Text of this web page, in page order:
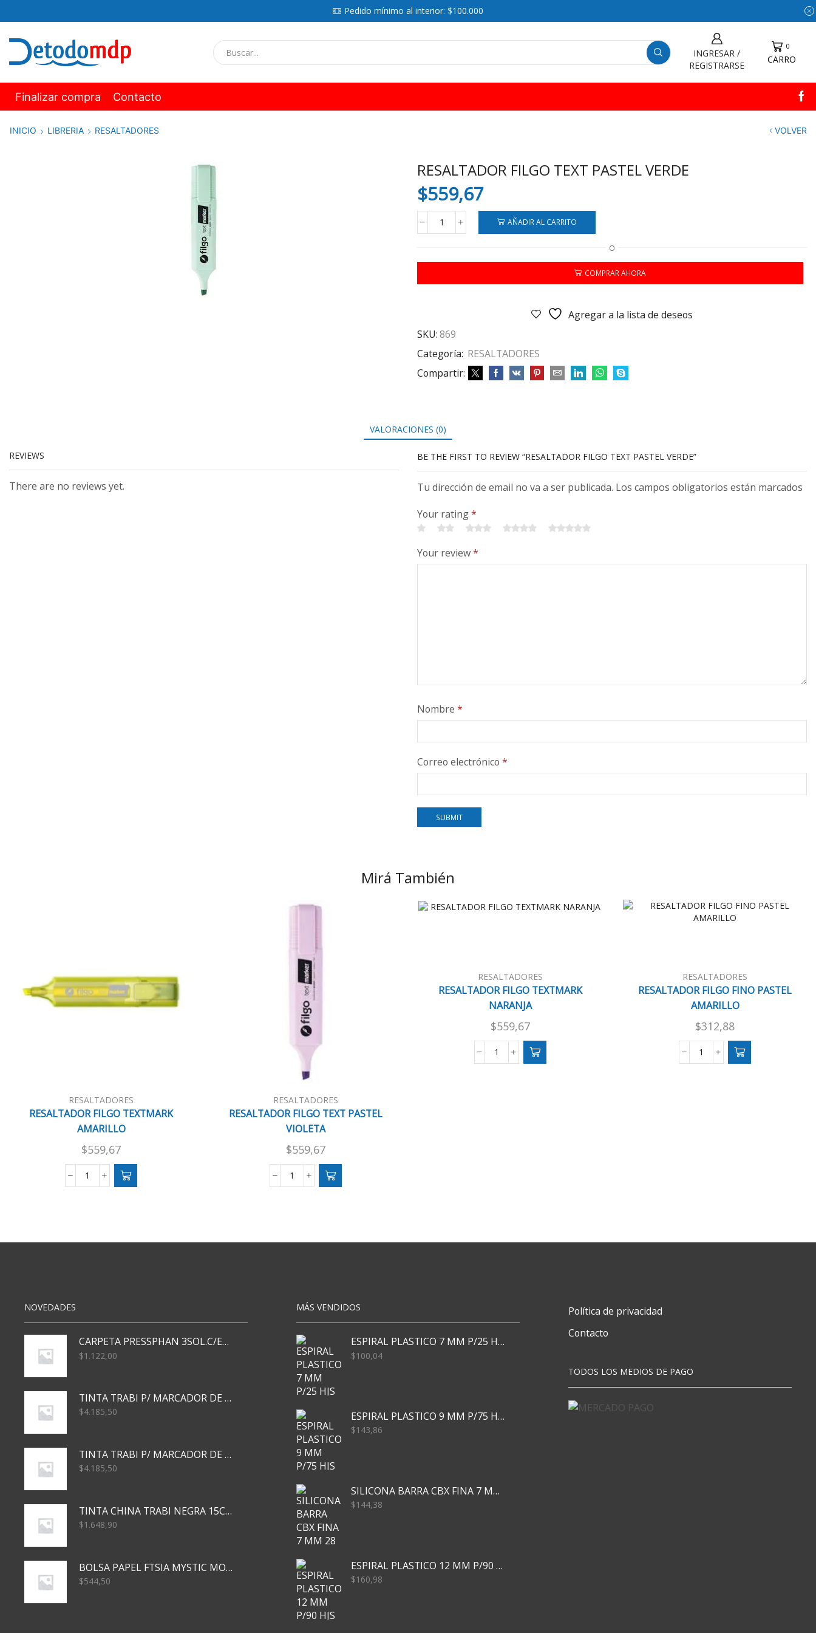
Pedido mínimo al interior: $100.000
INGRESAR /
REGISTRARSE
0
CARRO
Finalizar compra Contacto
INICIO LIBRERIA RESALTADORES VOLVER
RESALTADOR FILGO TEXT PASTEL VERDE
$559,67
RESALTADOR
PASTEL
cantidad
AÑADIR AL CARRITO
O
COMPRAR AHORA
Agregar a la lista de deseos
SKU:869
Categoría: RESALTADORES
Compartir:
VALORACIONES (0)
REVIEWS
There are no reviews yet.
BE THE FIRST TO REVIEW “RESALTADOR FILGO TEXT PASTEL VERDE”
Tu dirección de email no va a ser publicada. Los campos obligatorios están marcados
Your rating*
Your review*
Nombre *
Correo electrónico *
Mirá También
RESALTADORES
RESALTADOR FILGO TEXTMARK
AMARILLO
$559,67
RESALTADOR
RESALTADORES
RESALTADOR FILGO TEXT PASTEL
VIOLETA
$559,67
RESALTADOR
cantidad
RESALTADORES
RESALTADOR FILGO TEXTMARK
NARANJA
$559,67
RESALTADOR
RESALTADORES
RESALTADOR FILGO FINO PASTEL
AMARILLO
$312,88
RESALTADOR
NOVEDADES
CARPETA PRESSPHAN 3SOL.C/ELAST MARRON A4 P01A
$1.122,00
TINTA TRABI P/ MARCADOR DE PIZARRA x30ml AZUL
$4.185,50
TINTA TRABI P/ MARCADOR DE PIZARRA x30ml ROJO
$4.185,50
TINTA CHINA TRABI NEGRA 15CC TR3460
$1.648,90
BOLSA PAPEL FTSIA MYSTIC MONKEY 14/08/20
$544,50
MÁS VENDIDOS
ESPIRAL PLASTICO 7 MM P/25 HJS X50x3000
$100,04
ESPIRAL PLASTICO 9 MM P/75 HJS X50X2400
$143,86
SILICONA BARRA CBX FINA 7 MM 28 CM
$144,38
ESPIRAL PLASTICO 12 MM P/90 HJS X50X1500
$160,98
Política de privacidad
Contacto
TODOS LOS MEDIOS DE PAGO